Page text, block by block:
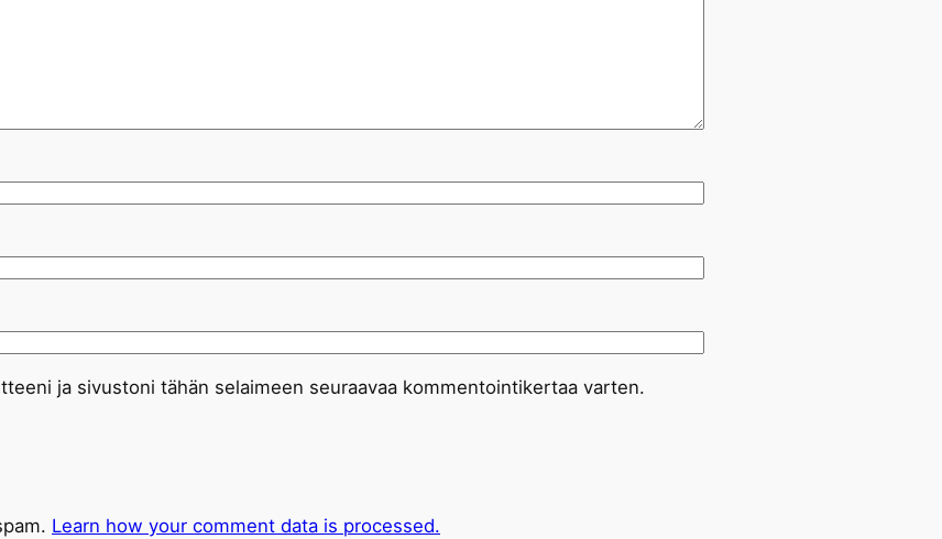
ja sivustoni tähän selaimeen seuraavaa kommentointikertaa varten.
Learn how your comment data is processed.